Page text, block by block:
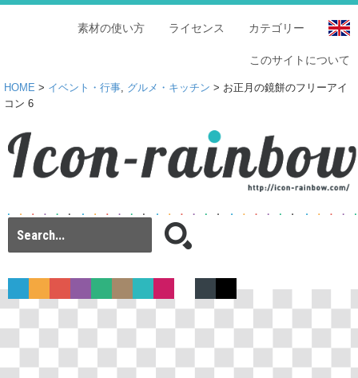
カテゴリー
ライセンス
素材の使い方
このサイトについて
HOME > イベント・行事, グルメ・キッチン > お正月の鏡餅のフリーアイ
コン 6